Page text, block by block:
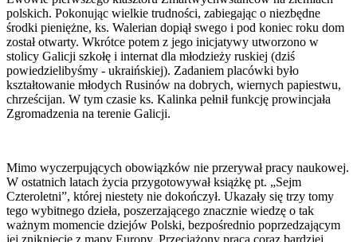
polskich. Pokonując wielkie trudności, zabiegając o niezbędne
środki pieniężne, ks. Walerian dopiął swego i pod koniec roku dom
został otwarty. Wkrótce potem z jego inicjatywy utworzono w
stolicy Galicji szkołę i internat dla młodzieży ruskiej (dziś
powiedzielibyśmy - ukraińskiej). Zadaniem placówki było
kształtowanie młodych Rusinów na dobrych, wiernych papiestwu,
chrześcijan. W tym czasie ks. Kalinka pełnił funkcję prowincjała
Zgromadzenia na terenie Galicji.
Mimo wyczerpujących obowiązków nie przerywał pracy naukowej.
W ostatnich latach życia przygotowywał książkę pt. „Sejm
Czteroletni”, której niestety nie dokończył. Ukazały się trzy tomy
tego wybitnego dzieła, poszerzającego znacznie wiedzę o tak
ważnym momencie dziejów Polski, bezpośrednio poprzedzającym
jej zniknięcie z mapy Europy. Przeciążony pracą coraz bardziej